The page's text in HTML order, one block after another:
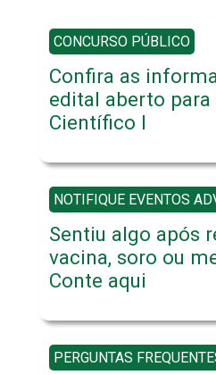
CONCURSO PÚBLICO
Confira as
edital aberto para
Científico I
NOTIFIQUE EVENTOS
Sentiu algo após
vacina, soro ou
Conte aqui
PERGUNTAS